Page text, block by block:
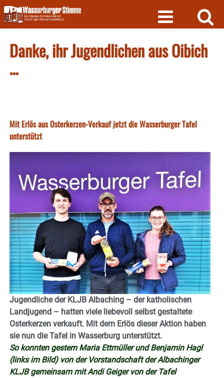
Skip
to
content
Danke, ihr Jugendlichen aus Oibich
…
Mit Erlös aus Osterkerzen-Verkauf jetzt die Wasserburger Tafel
unterstützt
Jugendliche der KLJB Albaching – der katholischen
Landjugend – hatten viele liebevoll selbst gestaltete
Osterkerzen verkauft. Mit dem Erlös dieser Aktion haben
sie nun die Tafel in Wasserburg unterstützt.
So konnten gestern Maria Ettmüller und Benjamin Hagl
(links im Bild) von der Vorstandschaft der Albachinger
KLJB gemeinsam mit Andi Geiger von der Tafel